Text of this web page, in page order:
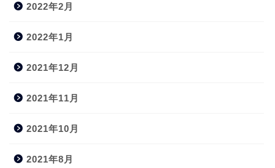
2022年2月
2022年1月
2021年12月
2021年11月
2021年10月
2021年8月